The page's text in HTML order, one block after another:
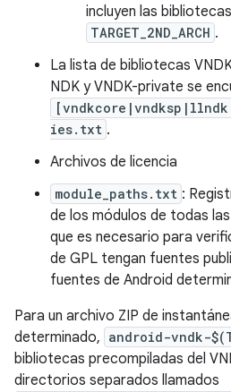
incluyen las bibliotecas
TARGET_2ND_ARCH .
La lista de bibliotecas
NDK y VNDK-private se
ies.txt .
Archivos de licencia
module_paths.txt :
de los módulos de todas
que es necesario para
de GPL tengan fuentes
fuentes de Android
Para un archivo ZIP de
determinado, android-vndk-
bibliotecas precompiladas del
directorios separados llamados